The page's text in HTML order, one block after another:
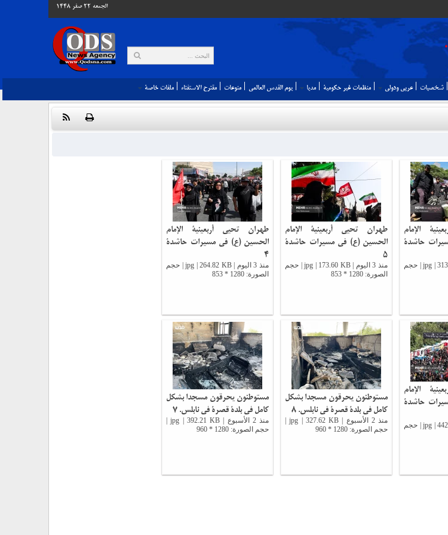
الجمعه 22 صفر 1448
شخصيات عربي ودولي منظمات غير حكومية مديا يوم القدس العالمي‬‎ منوعات مقترح الاستفتاء ملفات خاصة
الإمام
حاشدة
منذ 3 اليوم | jpg | 313.66 KB | حجم
طهران تحيي أربعينية الإمام
الحسين (ع) في مسيرات حاشدة
5
منذ 3 اليوم | jpg | 173.60 KB | حجم
الصورة: 1280 * 853
طهران تحيي أربعينية الإمام
الحسين (ع) في مسيرات حاشدة
4
منذ 3 اليوم | jpg | 264.82 KB | حجم
الصورة: 1280 * 853
الإمام
حاشدة
منذ 3 اليوم | jpg | 442.06 KB | حجم
مستوطنون يحرقون مسجدا بشكل
كامل في بلدة قصرة في نابلس. 8
منذ 2 الأسبوع | jpg | 327.62 KB |
حجم الصورة: 1280 * 960
مستوطنون يحرقون مسجدا بشكل
كامل في بلدة قصرة في نابلس. 7
منذ 2 الأسبوع | jpg | 392.21 KB |
حجم الصورة: 1280 * 960